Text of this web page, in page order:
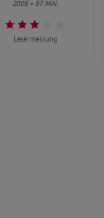
2006 • 97 MIN.
Lesermeinung